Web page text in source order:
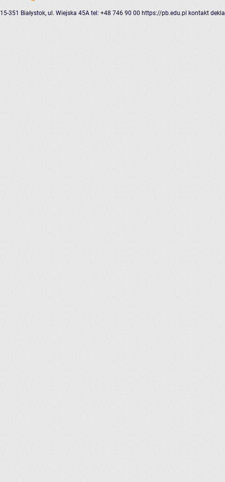
15-351 Białystok, ul. Wiejska 45A tel: +48 746 90 00 https://pb.edu.pl kontakt